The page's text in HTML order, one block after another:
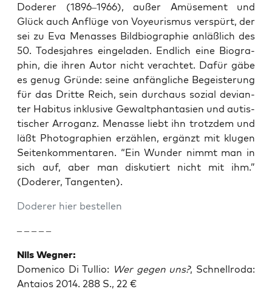
Dode­rer (1896–1966), außer Amü­se­ment und
Glück auch Anflü­ge von Voy­eu­ris­mus ver­spürt, der
sei zu Eva Men­as­ses Bild­bio­gra­phie anläß­lich des
50. Todes­jah­res ein­ge­la­den. End­lich eine Bio­gra­
phin, die ihren Autor nicht ver­ach­tet. Dafür gäbe
es genug Grün­de: sei­ne anfäng­li­che Begeis­te­rung
für das Drit­te Reich, sein durch­aus sozi­al devi­an­
ter Habi­tus inklu­si­ve Gewalt­phan­ta­sien und autis­
ti­scher Arro­ganz. Men­as­se liebt ihn trotz­dem und
läßt Pho­to­gra­phien erzäh­len, ergänzt mit klu­gen
Sei­ten­kom­men­ta­ren. “Ein Wun­der nimmt man in
sich auf, aber man dis­ku­tiert nicht mit ihm.”
(Dode­rer, Tangenten).
Dode­rer hier bestellen
– – – – –
Nils Weg­ner:
Dome­ni­co Di Tul­lio: Wer gegen uns?, Schnell­ro­da:
Antai­os 2014. 288 S., 22 €